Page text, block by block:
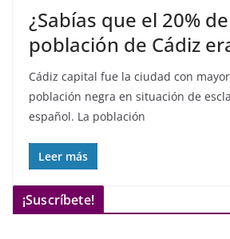
¿Sabías que el 20%
población de Cádiz
Cádiz capital fue la ciudad con
población negra en situación de
español. La población
Leer más
¡Suscríbete!